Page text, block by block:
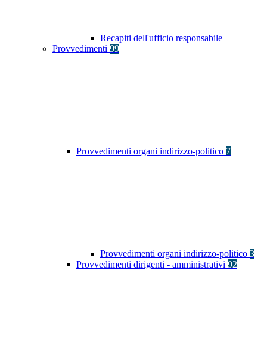
Recapiti dell'ufficio responsabile
Provvedimenti 99
Provvedimenti organi indirizzo-politico 7
Provvedimenti organi indirizzo-politico 3
Provvedimenti dirigenti - amministrativi 92